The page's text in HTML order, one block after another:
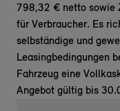
798,32 € netto sowie
für Verbraucher. Es
selbständige und
Leasingbedingungen
Fahrzeug eine
Angebot gültig bis